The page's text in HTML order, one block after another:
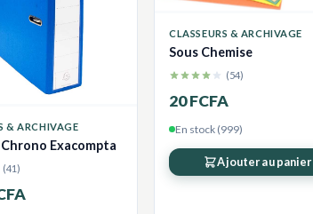
& ARCHIVAGE
Exacompta
(41)
CLASSEURS & ARCHIVAGE
Sous Chemise
(54)
20 FCFA
En stock (999)
Ajouter au panier